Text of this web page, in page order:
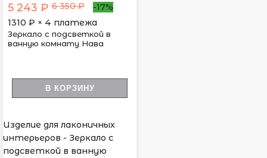
5 243 ₽ 6 350 ₽
-17%
1310 ₽ × 4 платежа
Зеркало с подсветкой в
ванную комнату Нава
В КОРЗИНУ
Изделие для лаконичных
интерьеров - Зеркало с
подсветкой в ванную